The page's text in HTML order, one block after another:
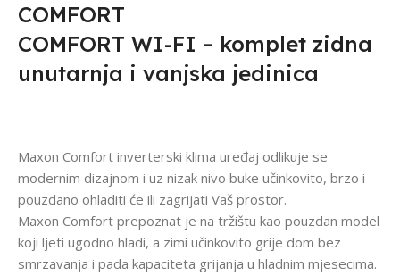
COMFORT
COMFORT WI-FI – komplet zidna
unutarnja i vanjska jedinica
Maxon Comfort inverterski klima uređaj odlikuje se
modernim dizajnom i uz nizak nivo buke učinkovito, brzo i
pouzdano ohladiti će ili zagrijati Vaš prostor.
Maxon Comfort prepoznat je na tržištu kao pouzdan model
koji ljeti ugodno hladi, a zimi učinkovito grije dom bez
smrzavanja i pada kapaciteta grijanja u hladnim mjesecima.